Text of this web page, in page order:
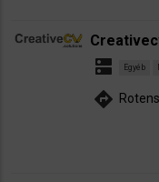
dns Egyéb
directions